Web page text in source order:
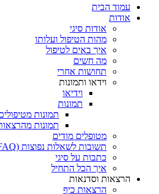
עמוד הבית
אודות
אודות סיגי
מהות הטיפול ועלותו
איך באים לטיפול
מה חשים
תחושות אחרי
וידאו ותמונות
וידיאו
תמונות
תמונות
תמונות
מטופלים מודים
תשובות לשאלות נפוצות (FAQ)
כתבות על סיגי
איך הכל התחיל
הרצאות וסדנאות
הרצאות כיף